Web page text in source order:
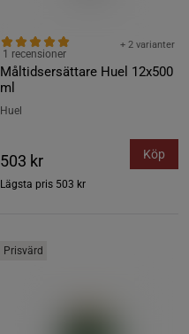
Måltidsersättare Huel 12x500
ml
+ 2 varianter
1 recensioner
Huel
503 kr
Lägsta pris 503 kr
Köp
Prisvärd